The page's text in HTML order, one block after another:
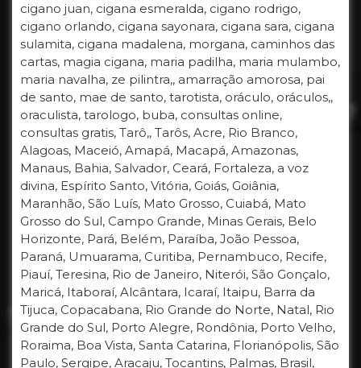
cigano juan, cigana esmeralda, cigano rodrigo,
cigano orlando, cigana sayonara, cigana sara, cigana
sulamita, cigana madalena, morgana, caminhos das
cartas, magia cigana, maria padilha, maria mulambo,
maria navalha, ze pilintra,, amarração amorosa, pai
de santo, mae de santo, tarotista, oráculo, oráculos,,
oraculista, tarologo, buba, consultas online,
consultas gratis, Tarô,, Tarôs, Acre, Rio Branco,
Alagoas, Maceió, Amapá, Macapá, Amazonas,
Manaus, Bahia, Salvador, Ceará, Fortaleza, a voz
divina, Espírito Santo, Vitória, Goiás, Goiânia,
Maranhão, São Luís, Mato Grosso, Cuiabá, Mato
Grosso do Sul, Campo Grande, Minas Gerais, Belo
Horizonte, Pará, Belém, Paraíba, João Pessoa,
Paraná, Umuarama, Curitiba, Pernambuco, Recife,
Piauí, Teresina, Rio de Janeiro, Niterói, São Gonçalo,
Maricá, Itaboraí, Alcântara, Icaraí, Itaipu, Barra da
Tijuca, Copacabana, Rio Grande do Norte, Natal, Rio
Grande do Sul, Porto Alegre, Rondônia, Porto Velho,
Roraima, Boa Vista, Santa Catarina, Florianópolis, São
Paulo, Sergipe, Aracaju, Tocantins, Palmas, Brasil,